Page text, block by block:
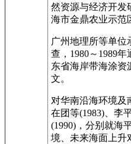
然资源与经济开发
海市金鼎农业示范
广州地理所等单位
查，1980～1989
东省海岸带海涂资
文。
对华南沿海环境及
在团等(1983)、李
(1990)，分别就海
境、未来海面上升